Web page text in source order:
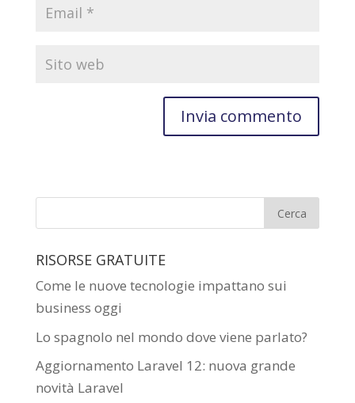
RISORSE GRATUITE
Come le nuove tecnologie impattano sui
business oggi
Lo spagnolo nel mondo dove viene parlato?
Aggiornamento Laravel 12: nuova grande
novità Laravel